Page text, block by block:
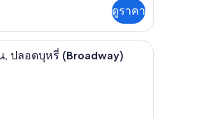
ดูราคา
าปูที่นอนห้องดีลักซ์สวีท, 1 ห้องนอน, ปลอดบุหรี่
ปลอดบุหรี่ (Broadway)